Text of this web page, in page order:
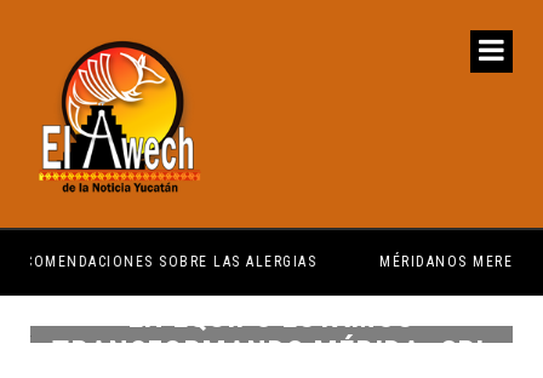
MÉRIDANOS MERECEN TENER SERVICIOS PÚBLICOS
EN EQUIPO ESTAMOS
TRANSFORMANDO MÉRIDA: CPL